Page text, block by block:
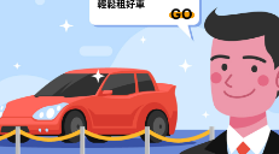
每一個案例的堅持，你的長租好夥
伴！